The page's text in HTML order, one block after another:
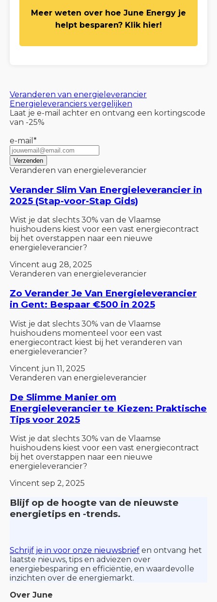
Meer weten over hoe June Energy je
helpt besparen? Klik hier!
Veranderen van energieleverancier
Energieleveranciers vergelijken
Laat je e-mail achter en ontvang een kortingscode
van -25%
e-mail *
Veranderen van energieleverancier
Verander Slim Van Energieleverancier in
2025 (Stap-voor-Stap Gids)
Wist je dat slechts 30% van de Vlaamse
huishoudens kiest voor een vast energiecontract
bij het overstappen naar een nieuwe
energieleverancier?
Vincent aug 28, 2025
Veranderen van energieleverancier
Zo Verander Je Van Energieleverancier
in Gent: Bespaar €500 in 2025
Wist je dat slechts 30% van de Vlaamse
huishoudens momenteel voor een vast
energiecontract kiest bij het veranderen van
energieleverancier?
Vincent jun 11, 2025
Veranderen van energieleverancier
De Slimme Manier om
Energieleverancier te Kiezen: Praktische
Tips voor 2025
Wist je dat slechts 30% van de Vlaamse
huishoudens kiest voor een vast energiecontract
bij het overstappen naar een nieuwe
energieleverancier?
Vincent sep 2, 2025
Blijf op de hoogte van de nieuwste
energietips en -trends.
Schrijf je in voor onze nieuwsbrief en ontvang het
laatste nieuws, tips en adviezen over
energiebesparing en efficiëntie, en waardevolle
inzichten over de energiemarkt.
Over June